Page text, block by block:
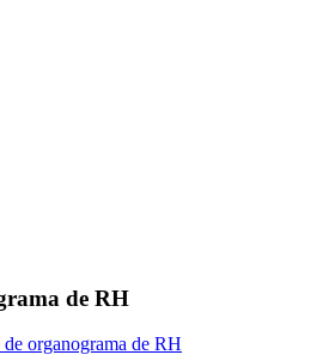
de RH
organograma de RH